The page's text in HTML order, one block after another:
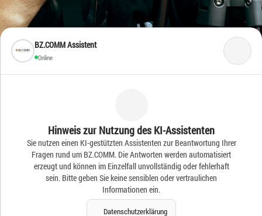
BZ.COMM Assistent
Online
Hinweis zur Nutzung des KI-Assistenten
Sie nutzen einen KI-gestützten Assistenten zur Beantwortung Ihrer
Fragen rund um BZ.COMM. Die Antworten werden automatisiert
erzeugt und können im Einzelfall unvollständig oder fehlerhaft
sein. Bitte geben Sie keine sensiblen oder vertraulichen
Informationen ein.
Datenschutzerklärung
Frische Ideen – Frische
News